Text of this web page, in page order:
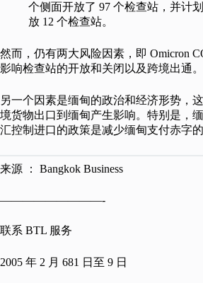
个侧面开放了 97 个检查站，并计
放 12 个检查站。
然而，仍有两大风险因素，即 Omicron
影响检查站的开放和关闭以及跨境出通。
另一个因素是缅甸的政治和经济形势，
境货物出口到缅甸产生影响。特别是，
汇控制进口的政策是减少缅甸支付赤字的
来源 ： Bangkok Business
—————————-
联系 BTL 服务
2005 年 2 月 681 日至 9 日